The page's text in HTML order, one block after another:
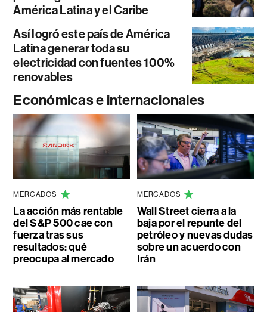
América Latina y el Caribe
Así logró este país de América
Latina generar toda su
electricidad con fuentes 100%
renovables
Económicas e internacionales
MERCADOS
La acción más rentable
del S&P 500 cae con
fuerza tras sus
resultados: qué
preocupa al mercado
MERCADOS
Wall Street cierra a la
baja por el repunte del
petróleo y nuevas dudas
sobre un acuerdo con
Irán